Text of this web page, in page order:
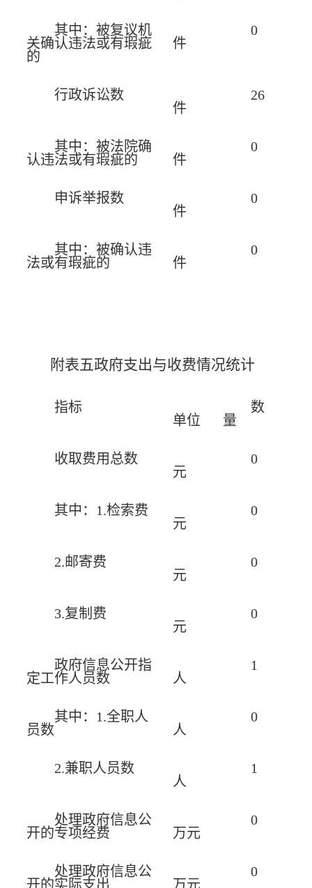
其中：被复议机
关确认违法或有瑕疵
的
件
0
行政诉讼数
件
26
其中：被法院确
认违法或有瑕疵的
件
0
申诉举报数
件
0
其中：被确认违
法或有瑕疵的
件
0
附表五政府支出与收费情况统计
指标
单位
数
量
收取费用总数
元
0
其中：1.检索费
元
0
2.邮寄费
元
0
3.复制费
元
0
政府信息公开指
定工作人员数
人
1
其中：1.全职人
员数
人
0
2.兼职人员数
人
1
处理政府信息公
开的专项经费
万元
0
处理政府信息公
开的实际支出
万元
0